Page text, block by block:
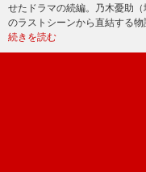
せたドラマの続編。乃木憂助
のラストシーンから直結する物
続きを読む